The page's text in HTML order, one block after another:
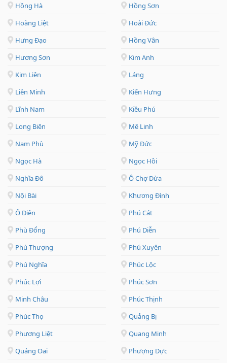
Hồng Hà
Hồng Sơn
Hoàng Liệt
Hoài Đức
Hưng Đạo
Hồng Vân
Hương Sơn
Kim Anh
Kim Liên
Láng
Liên Minh
Kiến Hưng
Lĩnh Nam
Kiều Phú
Long Biên
Mê Linh
Nam Phù
Mỹ Đức
Ngọc Hà
Ngọc Hồi
Nghĩa Đô
Ô Chợ Dừa
Nội Bài
Khương Đình
Ô Diên
Phú Cát
Phù Đổng
Phú Diễn
Phú Thượng
Phú Xuyên
Phú Nghĩa
Phúc Lộc
Phúc Lợi
Phúc Sơn
Minh Châu
Phúc Thịnh
Phúc Thọ
Quảng Bị
Phương Liệt
Quang Minh
Quảng Oai
Phượng Dực